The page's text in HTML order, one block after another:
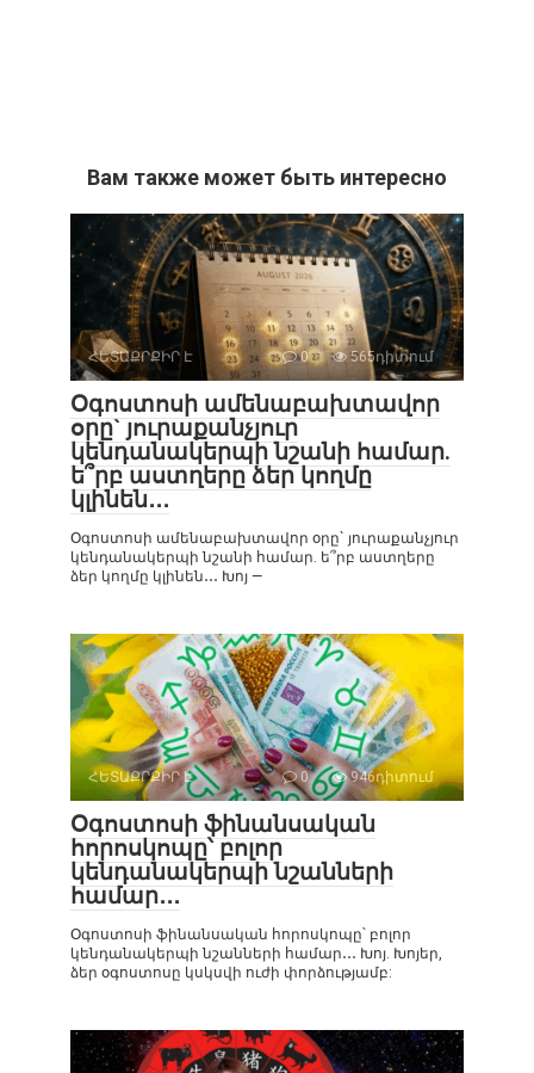
Вам также может быть интересно
ՀԵՏԱՔՐՔԻՐ Է 0 565դիտում
Օգոստոսի ամենաբախտավոր
օրը` յուրաքանչյուր
կենդանակերպի նշանի համար.
ե՞րբ աստղերը ձեր կողմը
կլինեն․․․
Օգոստոսի ամենաբախտավոր օրը` յուրաքանչյուր
կենդանակերպի նշանի համար. ե՞րբ աստղերը
ձեր կողմը կլինեն․․․ Խոյ —
ՀԵՏԱՔՐՔԻՐ Է 0 946դիտում
Օգոստոսի ֆինանսական
հորոսկոպը՝ բոլոր
կենդանակերպի նշանների
համար․․․
Օգոստոսի ֆինանսական հորոսկոպը՝ բոլոր
կենդանակերպի նշանների համար․․․ Խոյ. Խոյեր,
ձեր օգոստոսը կսկսվի ուժի փորձությամբ: